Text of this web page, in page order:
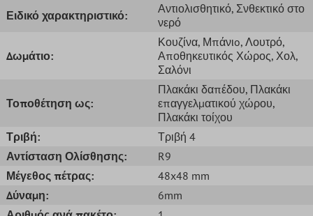
Ειδικό χαρακτηριστικό:
Αντιολισθητικό, Σνθεκτικό στο
νερό
Δωμάτιο:
Κουζίνα, Μπάνιo, Λουτρό,
Αποθηκευτικός Χώρος, Χολ,
Σαλόνι
Τοποθέτηση ως:
Πλακάκι δαπέδου, Πλακάκι
επαγγελματικού χώρου,
Πλακάκι τοίχου
Τριβή:
Τριβή 4
Αντίσταση Ολίσθησης:
R9
Μέγεθος πέτρας:
48x48 mm
Δύναμη:
6mm